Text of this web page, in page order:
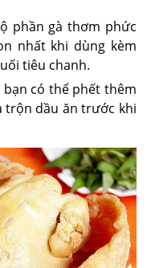
phần gà thơm phức
nhất khi dùng kèm
tiêu chanh.
có thể phết thêm
trộn dầu ăn trước khi